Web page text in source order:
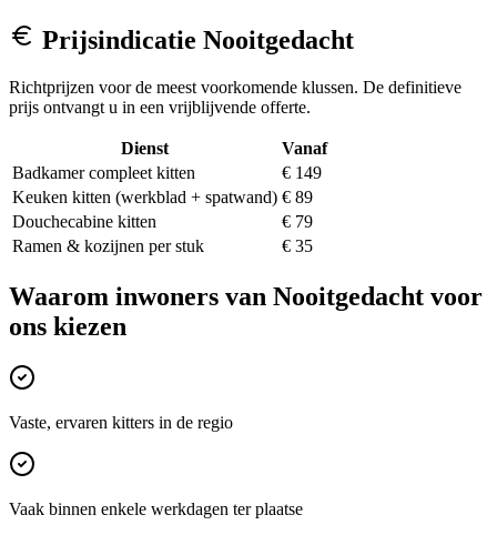
Prijsindicatie Nooitgedacht
Richtprijzen voor de meest voorkomende klussen. De definitieve
prijs ontvangt u in een vrijblijvende offerte.
Dienst
Vanaf
Badkamer compleet kitten
€ 149
Keuken kitten (werkblad + spatwand) € 89
Douchecabine kitten
€ 79
Ramen & kozijnen per stuk
€ 35
Waarom inwoners van Nooitgedacht voor
ons kiezen
Vaste, ervaren kitters in de regio
Vaak binnen enkele werkdagen ter plaatse